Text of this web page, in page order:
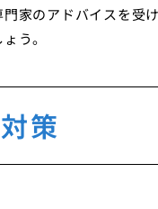
家のアドバイスを受
う。
策